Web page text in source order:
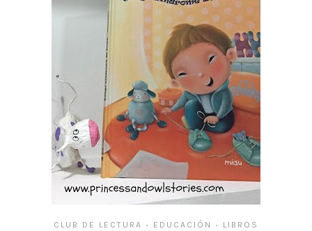
CLUB DE LECTURA • EDUCACIÓN • LIBROS